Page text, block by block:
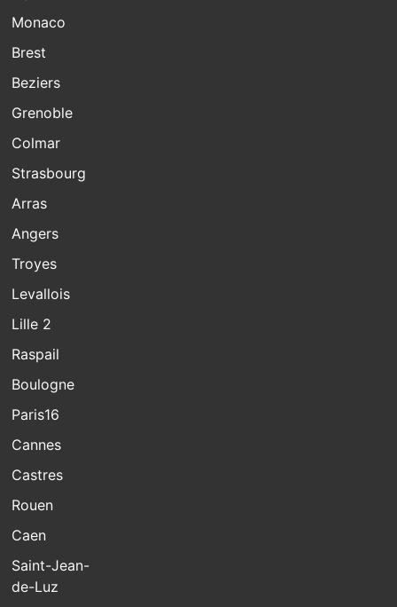
Monaco
Brest
Beziers
Grenoble
Colmar
Strasbourg
Arras
Angers
Troyes
Levallois
Lille 2
Raspail
Boulogne
Paris16
Cannes
Castres
Rouen
Caen
Saint-Jean-
de-Luz